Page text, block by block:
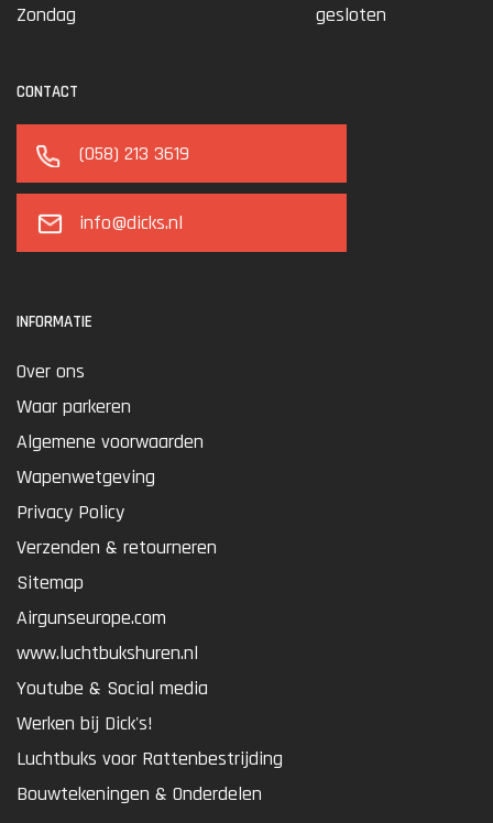
Zondag
gesloten
CONTACT
(058) 213 3619
info@dicks.nl
INFORMATIE
Over ons
Waar parkeren
Algemene voorwaarden
Wapenwetgeving
Privacy Policy
Verzenden & retourneren
Sitemap
Airgunseurope.com
www.luchtbukshuren.nl
Youtube & Social media
Werken bij Dick's!
Luchtbuks voor Rattenbestrijding
Bouwtekeningen & Onderdelen